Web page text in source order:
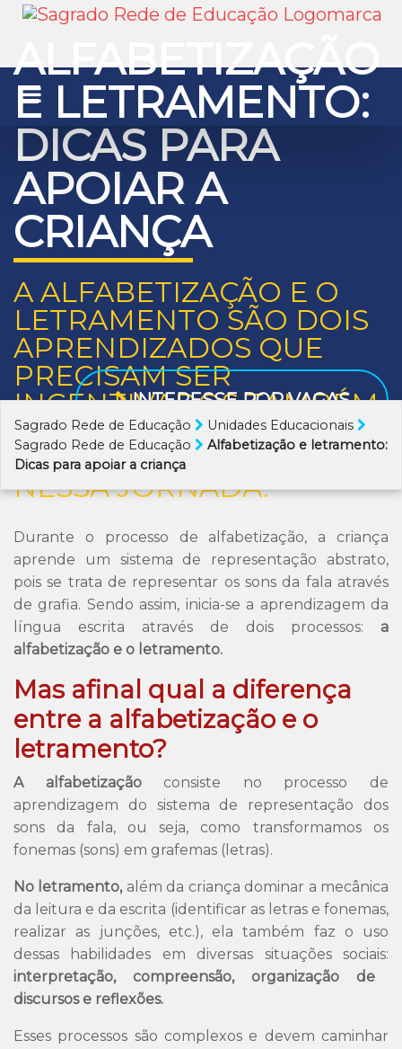
ALFABETIZAÇÃO
E LETRAMENTO:
DICAS PARA
APOIAR A
CRIANÇA
A ALFABETIZAÇÃO E O
LETRAMENTO SÃO DOIS
APRENDIZADOS QUE
PRECISAM SER
INCENTIVADOS TAMBÉM
EM CASA. VEJA COMO
APOIAR A CRIANÇA
NESSA JORNADA.
INTERESSE POR VAGAS
Sagrado Rede de Educação
Unidades Educacionais
Sagrado Rede de Educação
Alfabetização e letramento:
Dicas para apoiar a criança
Durante o processo de alfabetização, a criança
aprende um sistema de representação abstrato,
pois se trata de representar os sons da fala através
de grafia. Sendo assim, inicia-se a aprendizagem da
língua escrita através de dois processos: a
alfabetização e o letramento.
Mas afinal qual a diferença
entre a alfabetização e o
letramento?
A alfabetização consiste no processo de
aprendizagem do sistema de representação dos
sons da fala, ou seja, como transformamos os
fonemas (sons) em grafemas (letras).
No letramento,além da criança dominar a mecânica
da leitura e da escrita (identificar as letras e fonemas,
realizar as junções, etc.), ela também faz o uso
dessas habilidades em diversas situações sociais:
interpretação, compreensão, organização de
discursos e reflexões.
Esses processos são complexos e devem caminhar